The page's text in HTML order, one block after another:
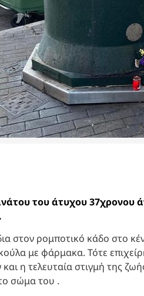
του άτυχου 37χρονου
στον ρομποτικό κάδο στο
με φάρμακα. Τότε
η τελευταία στιγμή της
σώμα του .